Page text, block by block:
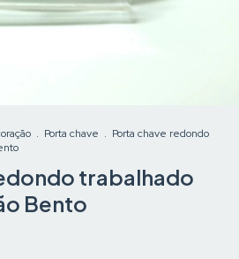
. Porta chave . Porta chave redondo
trabalhado
Bento